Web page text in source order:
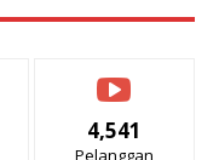
4,541
Pelanggan